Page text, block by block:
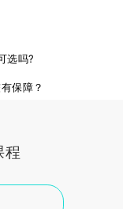
选吗?
保障？
程